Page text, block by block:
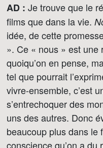
AD : Je trouve que le
films que dans la vie.
idée, de cette
». Ce « nous » est
quoiqu’on en pense,
tel que pourrait
vivre-ensemble, c’est
s’entrechoquer des
uns des autres. Donc
beaucoup plus dans le
conscience qu’on a